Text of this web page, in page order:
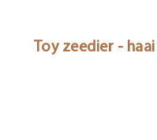
Toy zeedier - haai